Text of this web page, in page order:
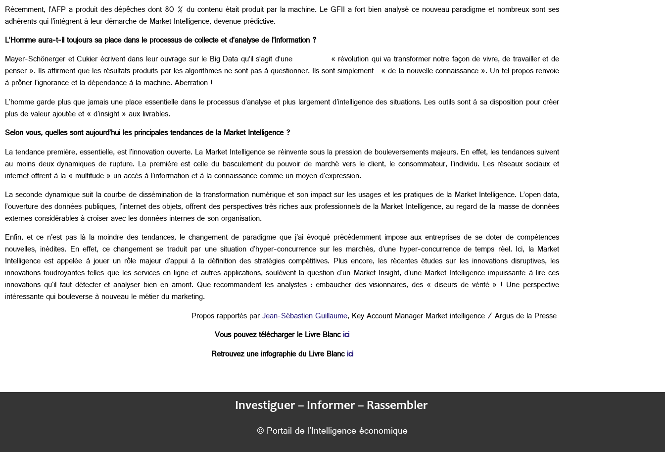
Récemment, l’AFP a produit des dépêches dont 80 % du contenu était produit par la machine. Le GFII a fort bien analysé ce nouveau paradigme et nombreux sont ses
adhérents qui l'intègrent à leur démarche de Market Intelligence, devenue prédictive.
L’Homme aura-t-il toujours sa place dans le processus de collecte et d’analyse de l’information ?
Mayer-Schönerger et Cukier écrivent dans leur ouvrage sur le Big Data qu’il s’agit d’une « révolution qui va transformer notre façon de vivre, de travailler et de
penser ». Ils affirment que les résultats produits par les algorithmes ne sont pas à questionner. Ils sont simplement « de la nouvelle connaissance ». Un tel propos renvoie
à prôner l'ignorance et la dépendance à la machine. Aberration !
L'homme garde plus que jamais une place essentielle dans le processus d'analyse et plus largement d'intelligence des situations. Les outils sont à sa disposition pour créer
plus de valeur ajoutée et « d'insight » aux livrables.
Selon vous, quelles sont aujourd’hui les principales tendances de la Market Intelligence ?
La tendance première, essentielle, est l'innovation ouverte. La Market Intelligence se réinvente sous la pression de bouleversements majeurs. En effet, les tendances suivent
au moins deux dynamiques de rupture. La première est celle du basculement du pouvoir de marché vers le client, le consommateur, l'individu. Les réseaux sociaux et
internet offrent à la « multitude » un accès à l'information et à la connaissance comme un moyen d'expression.
La seconde dynamique suit la courbe de dissémination de la transformation numérique et son impact sur les usages et les pratiques de la Market Intelligence. L’open data,
l’ouverture des données publiques, l'internet des objets, offrent des perspectives très riches aux professionnels de la Market Intelligence, au regard de la masse de données
externes considérables à croiser avec les données internes de son organisation.
Enfin, et ce n'est pas là la moindre des tendances, le changement de paradigme que j'ai évoqué précédemment impose aux entreprises de se doter de compétences
nouvelles, inédites. En effet, ce changement se traduit par une situation d'hyper-concurrence sur les marchés, d'une hyper-concurrence de temps réel. Ici, la Market
Intelligence est appelée à jouer un rôle majeur d'appui à la définition des stratégies compétitives. Plus encore, les récentes études sur les innovations disruptives, les
innovations foudroyantes telles que les services en ligne et autres applications, soulèvent la question d'un Market Insight, d'une Market Intelligence impuissante à lire ces
innovations qu'il faut détecter et analyser bien en amont. Que recommandent les analystes : embaucher des visionnaires, des « diseurs de vérité » ! Une perspective
intéressante qui bouleverse à nouveau le métier du marketing.
Propos rapportés parJean-Sébastien Guillaume, Key Account Manager Market intelligence / Argus de la Presse
Vous pouvez télécharger le Livre Blancici
Retrouvez une infographie du Livre Blancici
Investiguer – Informer – Rassembler
© Portail de l’Intelligence économique